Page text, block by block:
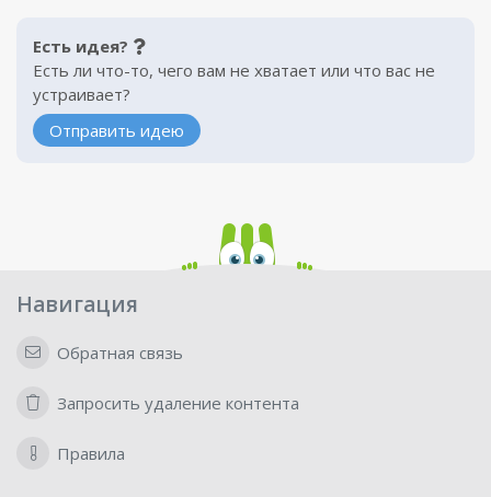
Есть идея?
Есть ли что-то, чего вам не хватает или что вас не
устраивает?
Отправить идею
Навигация
Обратная связь
Запросить удаление контента
Правила